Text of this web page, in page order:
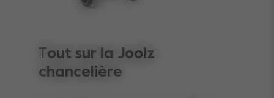
Tout sur la Joolz
chancelière